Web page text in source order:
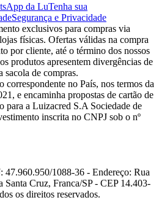
da LuTenha sua
Segurança e Privacidade
exclusivos para compras via
físicas. Ofertas válidas na compra
por cliente, até o término dos nossos
produtos apresentem divergências de
sacola de compras.
no País, nos termos da
e encaminha propostas de cartão de
para a Luizacred S.A Sociedade de
inscrita no CNPJ sob o nº
1088-36 - Endereço: Rua
Cruz, Franca/SP - CEP 14.403-
os direitos reservados.